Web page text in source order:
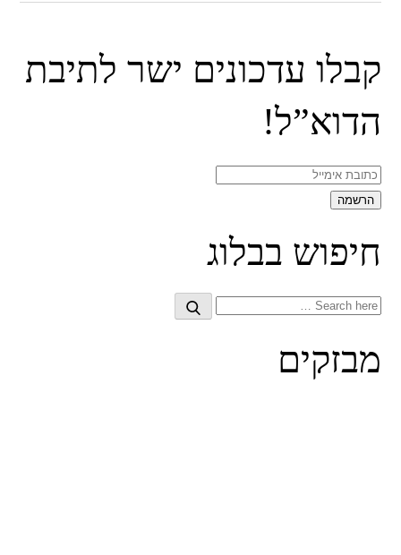
קבלו עדכונים ישר לתיבת
הדוא”ל!
חיפוש בבלוג
Search
Search
מבזקים